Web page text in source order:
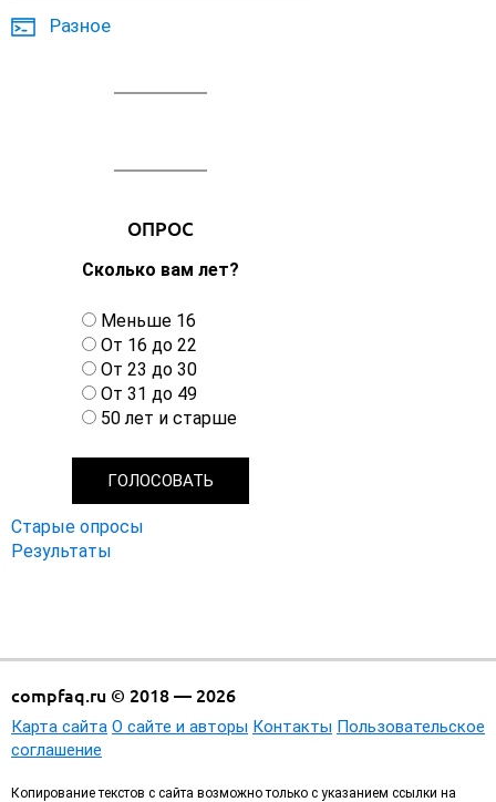
Разное
ОПРОС
Сколько вам лет?
В
а
р
и
а
Меньше 16
От 16 до 22
От 23 до 30
От 31 до 49
50 лет и старше
Старые опросы
Результаты
compfaq.ru © 2018 — 2026
Карта сайта О сайте и авторы Контакты Пользовательское
соглашение
Копирование текстов с сайта возможно только с указанием ссылки на